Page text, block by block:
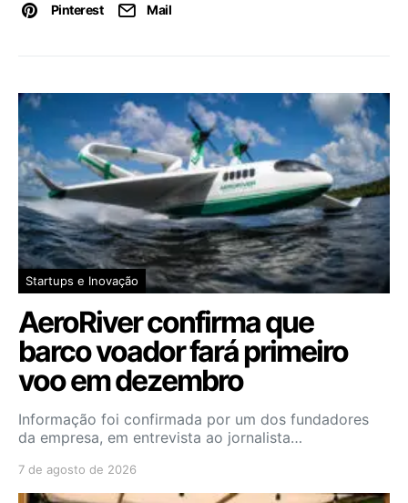
Pinterest
Mail
Startups e Inovação
AeroRiver confirma que
barco voador fará primeiro
voo em dezembro
Informação foi confirmada por um dos fundadores
da empresa, em entrevista ao jornalista…
7 de agosto de 2026